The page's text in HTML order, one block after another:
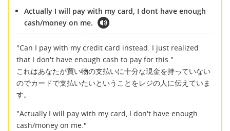
Actually I will pay with my card, I dont have enough
cash/money on me.
"Can I pay with my credit card instead. I just realized
that I don't have enough cash to pay for this."
これはあなたが買い物の支払いに十分な現金を持っていない
のでカードで支払いたいということをレジの人に伝えていま
す。
"Actually I will pay with my card, I don't have enough
cash/money on me."